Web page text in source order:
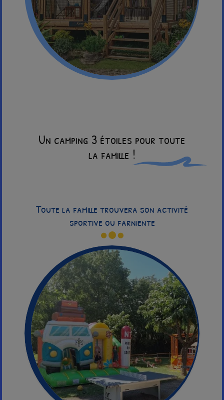
Un camping 3 étoiles pour toute
la famille !
Toute la famille trouvera son activité
sportive ou farniente